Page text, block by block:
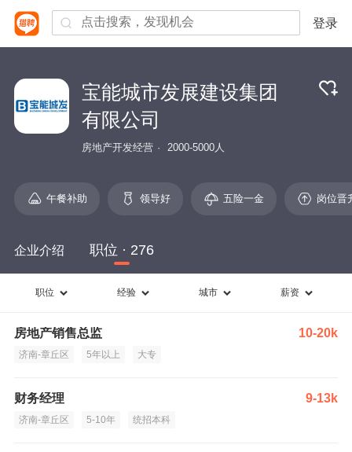
登录
宝能城市发展建设集团
有限公司
房地产开发经营 2000-5000人
午餐补助 领导好 五险一金 岗位晋
企业介绍 职位 · 276
职位 经验 城市 薪资
房地产销售总监 10-20k
济南-章丘区 5年以上 大专
财务经理 9-13k
济南-章丘区 5-10年 统招本科